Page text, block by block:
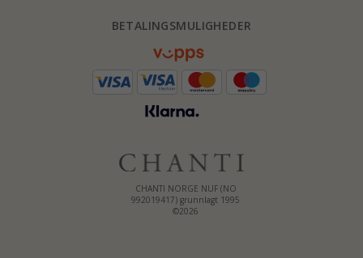
CHANTI NORGE NUF (NO
992019417) grunnlagt 1995
©2026
BETALINGSMULIGHEDER